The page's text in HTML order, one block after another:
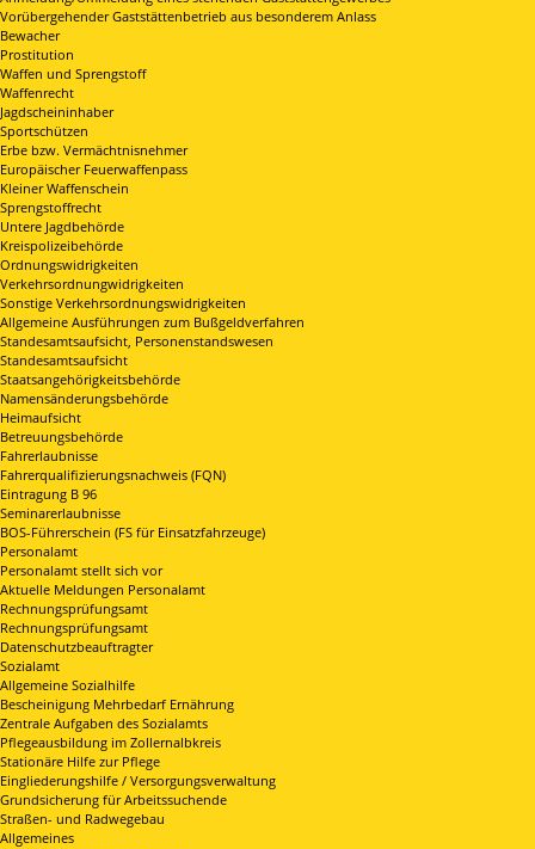
Vorübergehender Gaststättenbetrieb aus besonderem Anlass
Bewacher
Prostitution
Waffen und Sprengstoff
Waffenrecht
Jagdscheininhaber
Sportschützen
Erbe bzw. Vermächtnisnehmer
Europäischer Feuerwaffenpass
Kleiner Waffenschein
Sprengstoffrecht
Untere Jagdbehörde
Kreispolizeibehörde
Ordnungswidrigkeiten
Verkehrsordnungwidrigkeiten
Sonstige Verkehrsordnungswidrigkeiten
Allgemeine Ausführungen zum Bußgeldverfahren
Standesamtsaufsicht, Personenstandswesen
Standesamtsaufsicht
Staatsangehörigkeitsbehörde
Namensänderungsbehörde
Heimaufsicht
Betreuungsbehörde
Fahrerlaubnisse
Fahrerqualifizierungsnachweis (FQN)
Eintragung B 96
Seminarerlaubnisse
BOS-Führerschein (FS für Einsatzfahrzeuge)
Personalamt
Personalamt stellt sich vor
Aktuelle Meldungen Personalamt
Rechnungsprüfungsamt
Rechnungsprüfungsamt
Datenschutzbeauftragter
Sozialamt
Allgemeine Sozialhilfe
Bescheinigung Mehrbedarf Ernährung
Zentrale Aufgaben des Sozialamts
Pflegeausbildung im Zollernalbkreis
Stationäre Hilfe zur Pflege
Eingliederungshilfe / Versorgungsverwaltung
Grundsicherung für Arbeitssuchende
Straßen- und Radwegebau
Allgemeines